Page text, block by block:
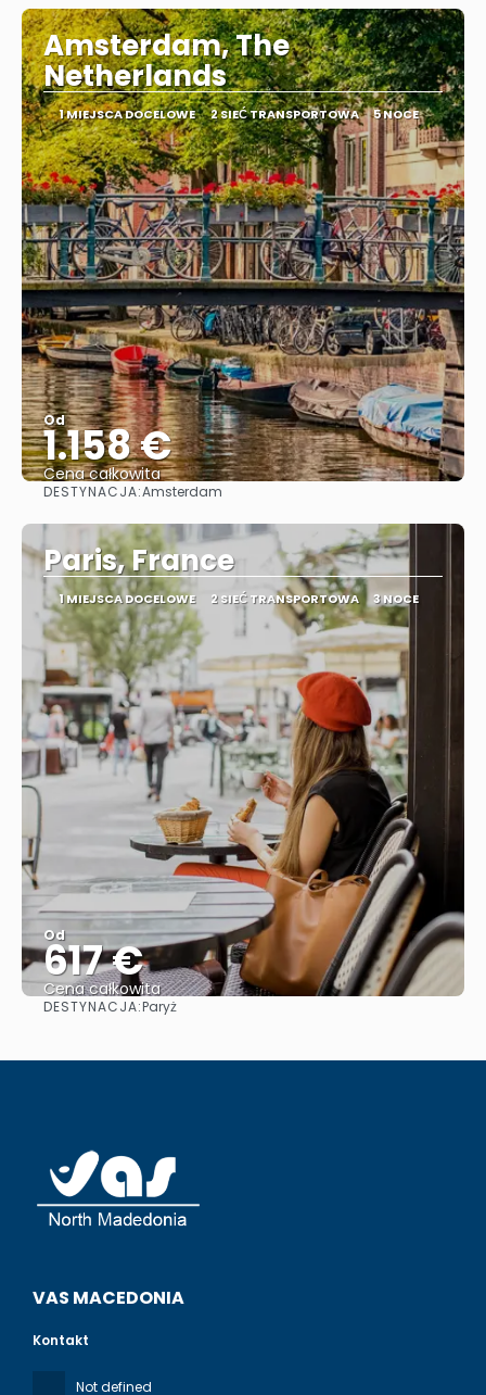
Amsterdam, The
Netherlands
1 MIEJSCA DOCELOWE 2 SIEĆ TRANSPORTOWA 5 NOCE
Od
1.158 €
Cena całkowita
Zobacz
DESTYNACJA:Amsterdam
Paris, France
1 MIEJSCA DOCELOWE 2 SIEĆ TRANSPORTOWA 3 NOCE
Od
617 €
Cena całkowita
DESTYNACJA:Paryż
VAS MACEDONIA
Kontakt
Not defined